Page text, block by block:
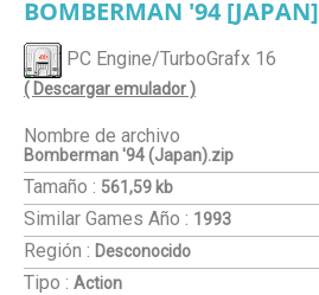
BOMBERMAN '94 [JAPAN]
PC Engine/TurboGrafx 16
( Descargar emulador )
Nombre de archivo
Bomberman '94 (Japan).zip
Tamaño : 561,59 kb
Similar Games Año : 1993
Región : Desconocido
Tipo : Action